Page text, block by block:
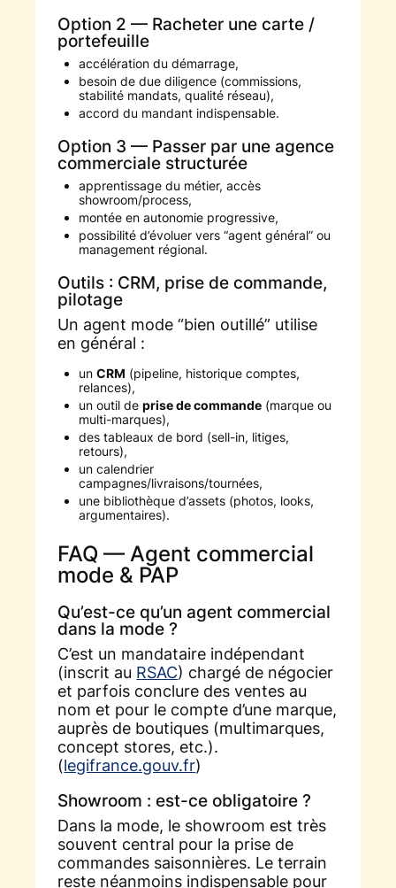
Option 2 — Racheter une carte /
portefeuille
accélération du démarrage,
besoin de due diligence (commissions,
stabilité mandats, qualité réseau),
accord du mandant indispensable.
Option 3 — Passer par une agence
commerciale structurée
apprentissage du métier, accès
showroom/process,
montée en autonomie progressive,
possibilité d’évoluer vers “agent général” ou
management régional.
Outils : CRM, prise de commande,
pilotage
Un agent mode “bien outillé” utilise
en général :
unCRM (pipeline, historique comptes,
relances),
un outil deprise de commande (marque ou
multi-marques),
des tableaux de bord (sell-in, litiges,
retours),
un calendrier
campagnes/livraisons/tournées,
une bibliothèque d’assets (photos, looks,
argumentaires).
FAQ — Agent commercial
mode & PAP
Qu’est-ce qu’un agent commercial
dans la mode ?
C’est un mandataire indépendant
(inscrit au RSAC) chargé de négocier
et parfois conclure des ventes au
nom et pour le compte d’une marque,
auprès de boutiques (multimarques,
concept stores, etc.).
(legifrance.gouv.fr)
Showroom : est-ce obligatoire ?
Dans la mode, le showroom est très
souvent central pour la prise de
commandes saisonnières. Le terrain
reste néanmoins indispensable pour